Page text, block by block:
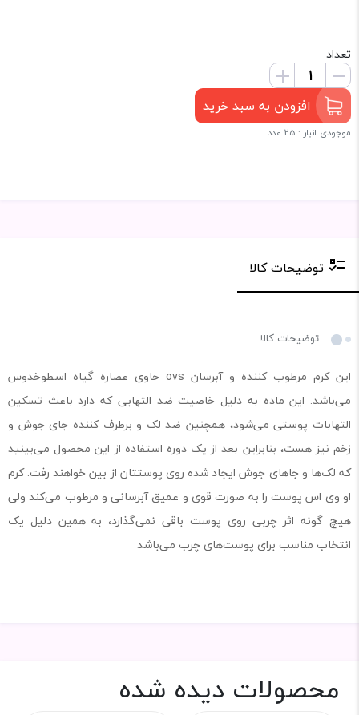
تعداد
افزودن به سبد خرید
موجودی انبار : 25 عدد
توضیحات کالا
توضیحات کالا
این کرم مرطوب کننده و آبرسان ovs حاوی عصاره گیاه اسطوخدوس
می‌باشد. این ماده به دلیل خاصیت ضد التهابی که دارد باعث تسکین
التهابات پوستی می‌شود، همچنین ضد لک و برطرف کننده جای جوش و
زخم نیز هست، بنابراین بعد از یک دوره استفاده از این محصول می‌بینید
که لک‌ها و جاهای جوش ایجاد شده روی پوستتان از بین خواهند رفت. کرم
او وی اس پوست را به صورت قوی و عمیق آبرسانی و مرطوب می‌کند ولی
هیچ گونه اثر چربی روی پوست باقی نمی‌گذارد، به همین دلیل یک
انتخاب مناسب برای پوست‌های چرب می‌باشد
محصولات دیده شده